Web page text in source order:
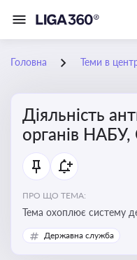
Головна Теми в
Діяльність
органів
ПРО ЩО ТЕМА:
Тема охоплює систему
здійснюють
корупційних
Державна служба